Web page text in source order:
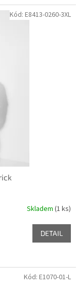
Skladem (1 ks)
DETAIL
Kód: E8413-0260-3XL
Kód: E1070-01-L